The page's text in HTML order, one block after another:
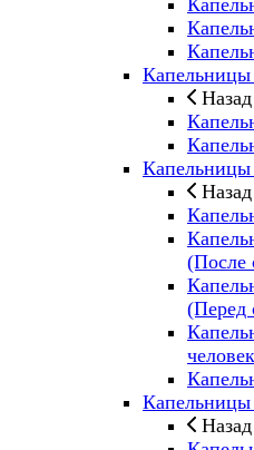
Капельницы
Назад
Капельницы
Назад
(После
(Перед
Назад